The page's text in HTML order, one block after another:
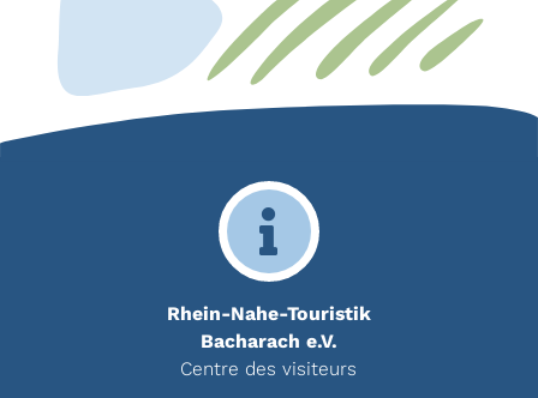
Rhein-Nahe-Touristik
Bacharach e.V.
Centre des visiteurs